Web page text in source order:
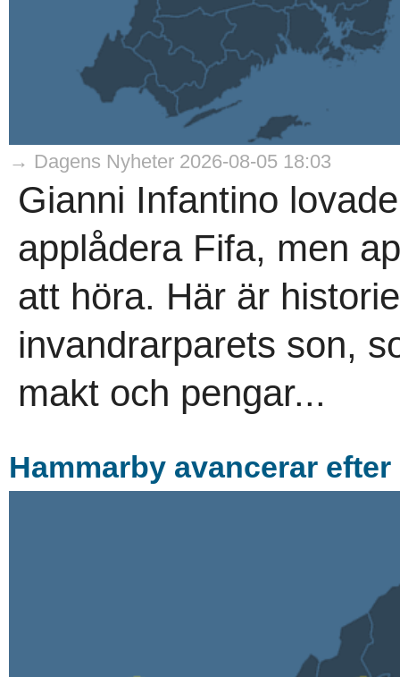
→ Dagens Nyheter 2026-08-05 18:03
Gianni Infantino
applådera Fifa, men
att höra. Här är
invandrarparets son,
makt och pengar...
Hammarby avancerar